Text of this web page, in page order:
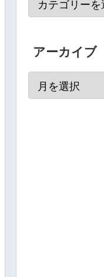
アーカイブ